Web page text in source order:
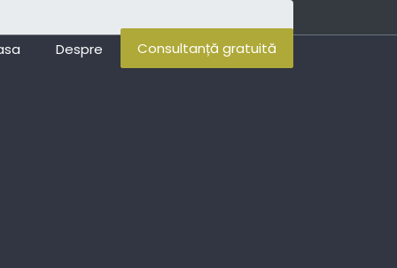
Despre Consultanță gratuită